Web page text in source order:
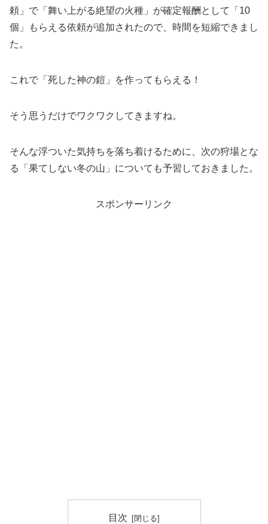
頼」で「舞い上がる絶望の火種」が確定報酬として「10
個」もらえる依頼が追加されたので、時間を短縮できまし
た。
これで「死した神の鎧」を作ってもらえる！
そう思うだけでワクワクしてきますね。
そんな浮ついた気持ちを落ち着けるために、次の狩場とな
る「果てしない冬の山」についても予習しておきました。
スポンサーリンク
目次